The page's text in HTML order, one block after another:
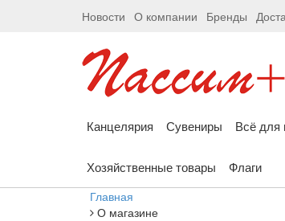
Новости О компании Бренды
Канцелярия Сувениры Всё для
Хозяйственные товары Флаги
Главная
О магазине